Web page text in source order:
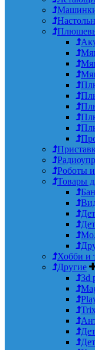
Роботы
Товары
Хобби и
Другие
3d